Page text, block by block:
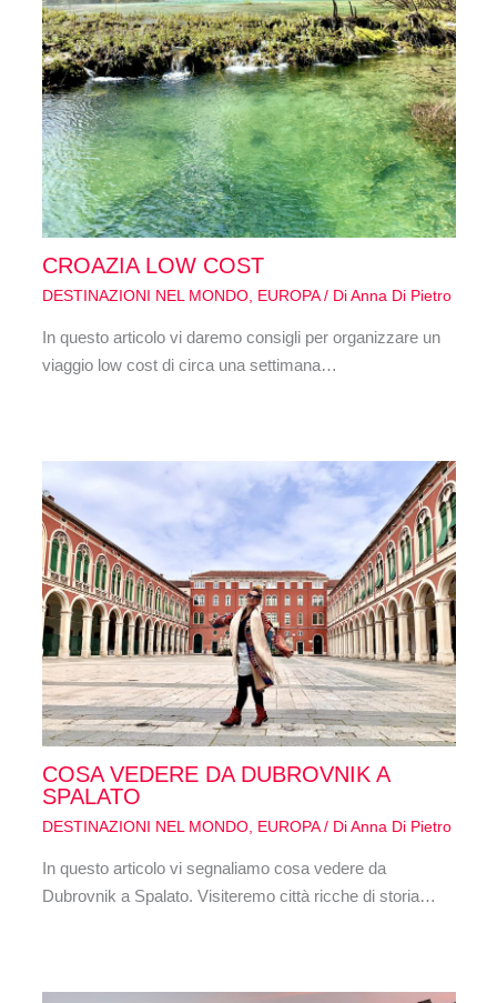
CROAZIA LOW COST
DESTINAZIONI NEL MONDO, EUROPA/ DiAnna Di Pietro
In questo articolo vi daremo consigli per organizzare un
viaggio low cost di circa una settimana…
COSA VEDERE DA DUBROVNIK A
SPALATO
DESTINAZIONI NEL MONDO, EUROPA/ DiAnna Di Pietro
In questo articolo vi segnaliamo cosa vedere da
Dubrovnik a Spalato. Visiteremo città ricche di storia…